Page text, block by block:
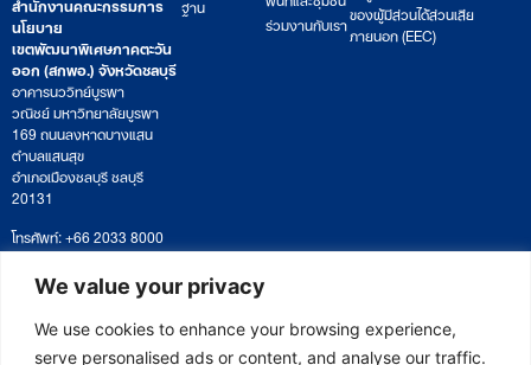
We value your privacy
We use cookies to enhance your browsing experience,
serve personalised ads or content, and analyse our traffic.
นโยบาย
เขตพัฒนาพิเศษภาคตะวัน
ออก (สกพอ.) จังหวัดชลบุรี
อาคารนววิทย์บูรพา
วณิชย์ มหาวิทยาลัยบูรพา
169 ถนนลงหาดบางแสน
ตำบลแสนสุข
อำเภอเมืองชลบุรี ชลบุรี
20131
โทรศัพท์: +66 2033 8000
เวลาทำการ: จันทร์ – ศุกร์
09:00 – 17:00 น.
ติดตามหนังสือหรือยื่นเอกสาร
saraban@eeco.or.th
ร่วมงานกับเราของผู้มีส่วนได้ส่วนเสีย
ภายนอก (EEC)